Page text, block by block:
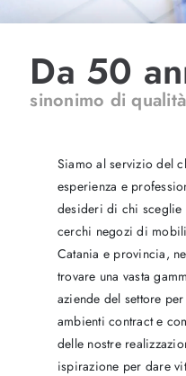
Da 50
sinonimo di qualità
Siamo al servizio del
esperienza e
desideri di chi
cerchi negozi di
Catania e provincia,
trovare una vasta
aziende del settore
ambienti contract e
delle nostre
ispirazione per dare